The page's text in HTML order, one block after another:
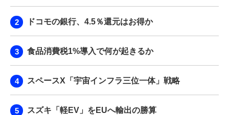
BPaaS JOURNAL
ドコモの銀行、4.5％還元はお得か
食品消費税1%導入で何が起きるか
スペースX「宇宙インフラ三位一体」戦略
スズキ「軽EV」をEUへ輸出の勝算